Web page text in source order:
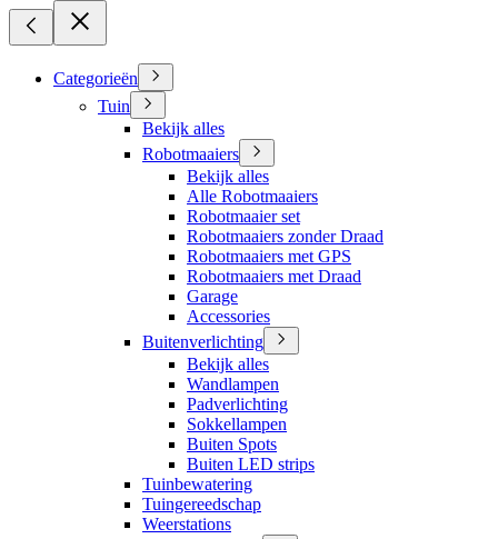
Categorieën
Tuin
Bekijk alles
Robotmaaiers
Bekijk alles
Alle Robotmaaiers
Robotmaaier set
Robotmaaiers zonder Draad
Robotmaaiers met GPS
Robotmaaiers met Draad
Garage
Accessories
Buitenverlichting
Bekijk alles
Wandlampen
Padverlichting
Sokkellampen
Buiten Spots
Buiten LED strips
Tuinbewatering
Tuingereedschap
Weerstations